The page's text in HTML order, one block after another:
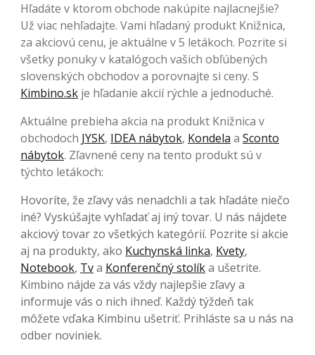
Hľadáte v ktorom obchode nakúpite najlacnejšie?
Už viac nehľadajte. Vami hľadaný produkt Knižnica,
za akciovú cenu, je aktuálne v 5 letákoch. Pozrite si
všetky ponuky v katalógoch vašich obľúbených
slovenských obchodov a porovnajte si ceny. S
Kimbino.sk je hľadanie akcií rýchle a jednoduché.
Aktuálne prebieha akcia na produkt Knižnica v
obchodoch JYSK, IDEA nábytok, Kondela a Sconto
nábytok. Zľavnené ceny na tento produkt sú v
týchto letákoch:
Hovoríte, že zľavy vás nenadchli a tak hľadáte niečo
iné? Vyskúšajte vyhľadať aj iný tovar. U nás nájdete
akciový tovar zo všetkých kategórií. Pozrite si akcie
aj na produkty, ako Kuchynská linka, Kvety,
Notebook, Tva Konferenčný stolíka ušetrite.
Kimbino nájde za vás vždy najlepšie zľavy a
informuje vás o nich ihneď. Každý týždeň tak
môžete vďaka Kimbinu ušetriť. Prihláste sa u nás na
odber noviniek.